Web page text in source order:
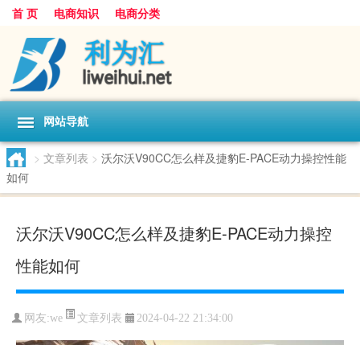
首 页 电商知识 电商分类
网站导航
> 文章列表 > 沃尔沃V90CC怎么样及捷豹E-PACE动力操控性能
如何
沃尔沃V90CC怎么样及捷豹E-PACE动力操控
性能如何
网友:we 文章列表 2024-04-22 21:34:00